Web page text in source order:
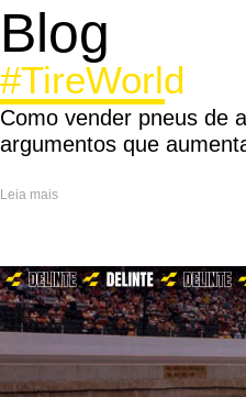
Blog
#TireWorld
Como vender pneus de
argumentos que
Leia mais